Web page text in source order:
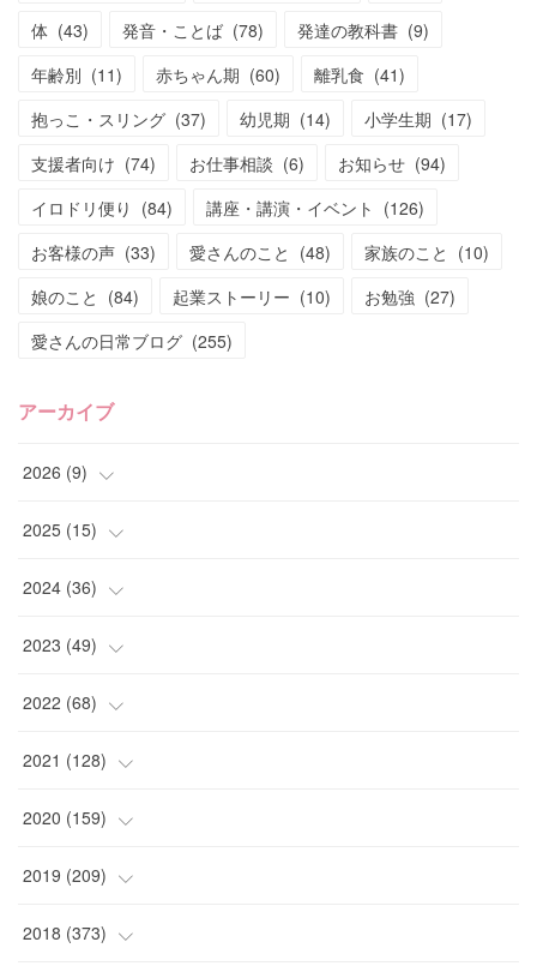
体 (43) 発音・ことば (78) 発達の教科書 (9)
年齢別 (11) 赤ちゃん期 (60) 離乳食 (41)
抱っこ・スリング (37) 幼児期 (14) 小学生期 (17)
支援者向け (74) お仕事相談 (6) お知らせ (94)
イロドリ便り (84) 講座・講演・イベント (126)
お客様の声 (33) 愛さんのこと (48) 家族のこと (10)
娘のこと (84) 起業ストーリー (10) お勉強 (27)
愛さんの日常ブログ (255)
アーカイブ
2026 (9)
(4)
(2)
(1)
(2)
2025 (15)
(4)
(2)
(2)
(3)
( 1)
2024 (36)
(2)
(2)
(1)
( 4)
( 3)
2023 (49)
(1)
(2)
( 5)
(5)
(3)
2022 (68)
(6)
( 6)
(3)
(4)
2021 (128)
(10)
(9)
(7)
2020 (159)
(15)
(11)
2019 (209)
(16)
2018 (373)